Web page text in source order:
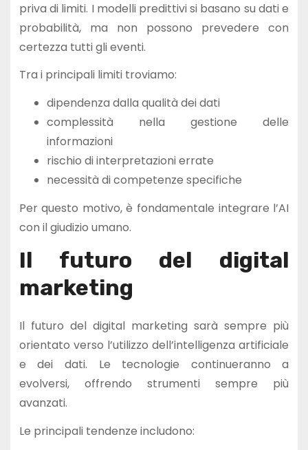
priva di limiti. I modelli predittivi si basano su dati e
probabilità, ma non possono prevedere con
certezza tutti gli eventi.
Tra i principali limiti troviamo:
dipendenza dalla qualità dei dati
complessità nella gestione delle
informazioni
rischio di interpretazioni errate
necessità di competenze specifiche
Per questo motivo, è fondamentale integrare l’AI
con il giudizio umano.
Il futuro del digital
marketing
Il futuro del digital marketing sarà sempre più
orientato verso l’utilizzo dell’intelligenza artificiale
e dei dati. Le tecnologie continueranno a
evolversi, offrendo strumenti sempre più
avanzati.
Le principali tendenze includono: